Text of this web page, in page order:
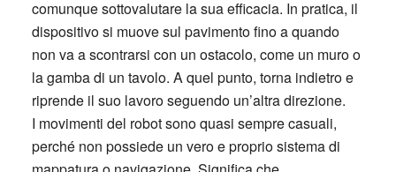
comunque sottovalutare la sua efficacia. In pratica, il
dispositivo si muove sul pavimento fino a quando
non va a scontrarsi con un ostacolo, come un muro o
la gamba di un tavolo. A quel punto, torna indietro e
riprende il suo lavoro seguendo un’altra direzione.
I movimenti del robot sono quasi sempre casuali,
perché non possiede un vero e proprio sistema di